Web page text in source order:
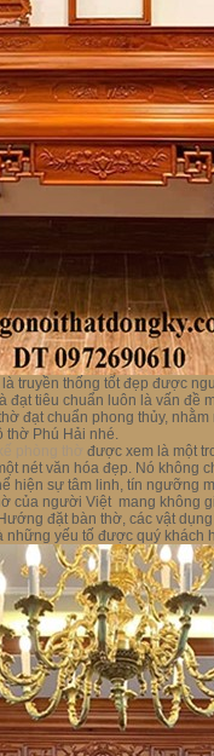
truyền thống tốt đẹp được
đạt tiêu chuẩn luôn là vấn
đạt chuẩn phong thủy,
thờ Phú Hải nhé.
được xem là một
nét văn hóa đẹp. Nó không
hiện sự tâm linh, tín ngưỡng
của người Việt mang không
đặt bàn thờ, các vật
yếu tố được quý khách